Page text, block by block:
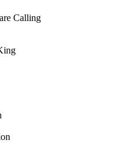
Calling